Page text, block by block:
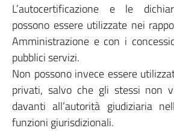
L’autocertificazione e le
possono essere utilizzate nei
Amministrazione e con i
pubblici servizi.
Non possono invece essere
privati, salvo che gli stessi non
davanti all’autorità giudiziaria
funzioni giurisdizionali.